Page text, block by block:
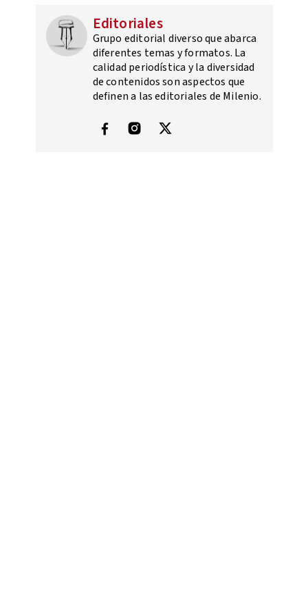
Editoriales
Grupo editorial diverso que abarca
diferentes temas y formatos. La
calidad periodística y la diversidad
de contenidos son aspectos que
definen a las editoriales de Milenio.